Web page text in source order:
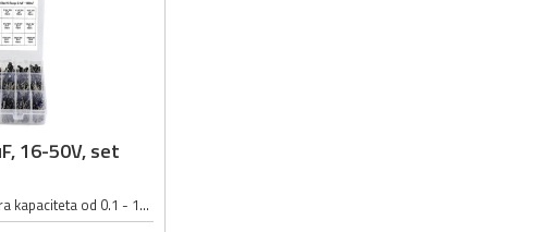
16-50V, set
Set elektrolitskih kondezatora kapaciteta od 0.1 - 1000µF; Napon kondezatora u setu: 16 - 50V; Set sadrži 500 elektrolitskih kondezatora:; 0.1µF 50V 4x7mm : 30 kom; 0.22µF 50V 5x11mm : 20 kom; 0.47µF 50V 5x11mm : 20 kom; 1µF 50V...